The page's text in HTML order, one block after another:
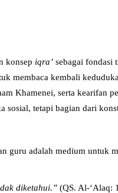
konsep iqra’ sebagai fondasi
membaca kembali
Khamenei, serta kearifan
tetapi bagian dari
guru adalah medium untuk
diketahui.” (QS. Al-‘Alaq: